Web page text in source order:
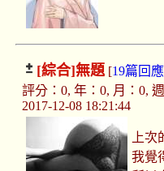
[綜合]無題[19篇回應
評分：0, 年：0, 月：0,
2017-12-08 18:21:44
上
我覺